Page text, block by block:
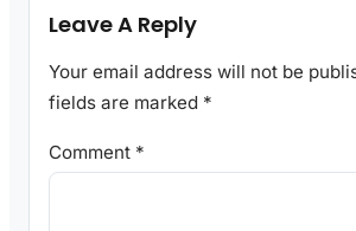
Leave A Reply
Your email address will not be
fields are marked *
Comment *